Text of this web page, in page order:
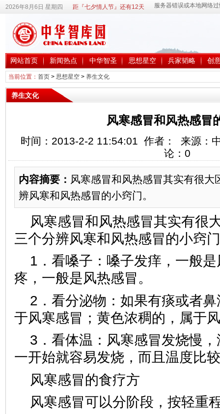
2026年8月6日 星期四 距『七夕情人节』还有12天
网站首页 新闻热点 中华智圣 思想星空 兵家韬略 创
当前位置： 首页> 思想星空> 养生文化
养生文化
风寒感冒和风热感冒
时间：2013-2-2 11:54:01 作者： 来源：
论： 0
内容摘要： 风寒感冒和风热感冒其实有很大
辨风寒和风热感冒的小窍门。
风寒感冒和风热感冒其实有很
三个分辨风寒和风热感冒的小窍
1．看嗓子：嗓子发痒，一般
疼，一般是风热感冒。
2．看分泌物：如果有痰或者
于风寒感冒；黄色浓稠的，属于
3．看体温：风寒感冒发烧慢
一开始就容易发烧，而且温度比
风寒感冒的食疗方
风寒感冒可以分阶段，按轻重